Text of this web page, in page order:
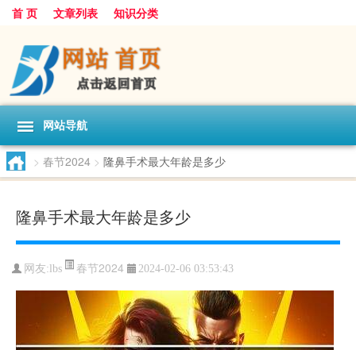
首 页 文章列表 知识分类
网站导航
> 春节2024 > 隆鼻手术最大年龄是多少
隆鼻手术最大年龄是多少
网友:lbs 春节2024 2024-02-06 03:53:43